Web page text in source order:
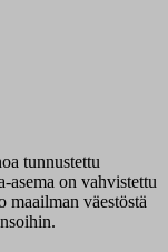
tunnustettu
asema on vahvistettu
väestöstä